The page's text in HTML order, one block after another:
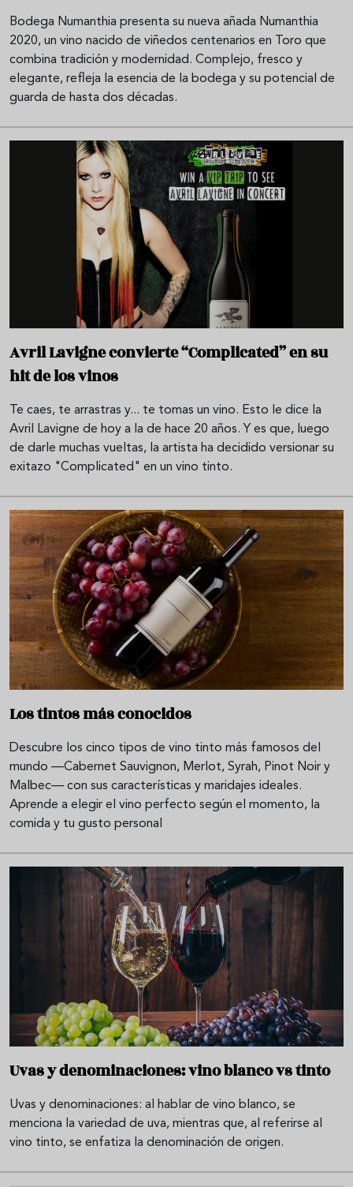
Bodega Numanthia presenta su nueva añada Numanthia
2020, un vino nacido de viñedos centenarios en Toro que
combina tradición y modernidad. Complejo, fresco y
elegante, refleja la esencia de la bodega y su potencial de
guarda de hasta dos décadas.
Avril Lavigne convierte “Complicated” en su
hit de los vinos
Te caes, te arrastras y... te tomas un vino. Esto le dice la
Avril Lavigne de hoy a la de hace 20 años. Y es que, luego
de darle muchas vueltas, la artista ha decidido versionar su
exitazo "Complicated" en un vino tinto.
Los tintos más conocidos
Descubre los cinco tipos de vino tinto más famosos del
mundo —Cabernet Sauvignon, Merlot, Syrah, Pinot Noir y
Malbec— con sus características y maridajes ideales.
Aprende a elegir el vino perfecto según el momento, la
comida y tu gusto personal
Uvas y denominaciones: vino blanco vs tinto
Uvas y denominaciones: al hablar de vino blanco, se
menciona la variedad de uva, mientras que, al referirse al
vino tinto, se enfatiza la denominación de origen.